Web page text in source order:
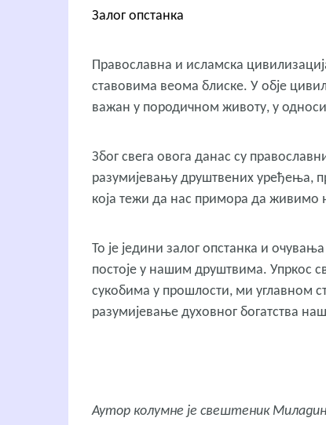
Залог опстанка
Православна и исламска
ставовима веома блиске. У обје
важан у породичном животу, у
Због свега овога данас су
разумијевању друштвених уређења,
која тежи да нас примора да живимо
То је једини залог опстанка и
постоје у нашим друштвима.
сукобима у прошлости, ми углавном
разумијевање духовног богатства
Аутор колумне је свештеник